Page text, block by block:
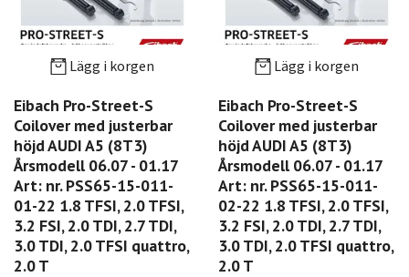
Lägg i korgen
Eibach Pro-Street-S
Coilover med justerbar
höjd AUDI A5 (8T3)
Årsmodell 06.07 - 01.17
Art: nr. PSS65-15-011-
01-22 1.8 TFSI, 2.0 TFSI,
3.2 FSI, 2.0 TDI, 2.7 TDI,
3.0 TDI, 2.0 TFSI quattro,
2.0 T
Lägg i korgen
Eibach Pro-Street-S
Coilover med justerbar
höjd AUDI A5 (8T3)
Årsmodell 06.07 - 01.17
Art: nr. PSS65-15-011-
02-22 1.8 TFSI, 2.0 TFSI,
3.2 FSI, 2.0 TDI, 2.7 TDI,
3.0 TDI, 2.0 TFSI quattro,
2.0 T